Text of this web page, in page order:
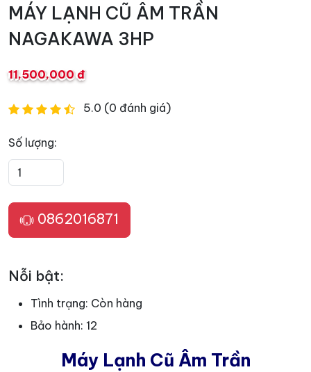
MÁY LẠNH CŨ ÂM TRẦN
NAGAKAWA 3HP
11,500,000 đ
5.0 (0 đánh giá)
Số lượng:
0862016871
Nỗi bật:
Tình trạng: Còn hàng
Bảo hành: 12
Máy Lạnh Cũ Âm Trần